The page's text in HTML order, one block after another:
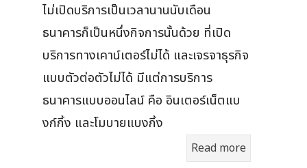
ไม่เปิดบริการเป็นเวลานานนับเดือน
ธนาคารก็เป็นหนึ่งกิจการนั้นด้วย ที่เปิด
บริการทางเคาน์เตอร์ไม่ได้ และเจรจาธุรกิจ
แบบตัวต่อตัวไม่ได้ มีแต่การบริการ
ธนาคารแบบออนไลน์ คือ อินเตอร์เน็ตแบ
งก์กิ้ง และโมบายแบงกิ้ง
Read more